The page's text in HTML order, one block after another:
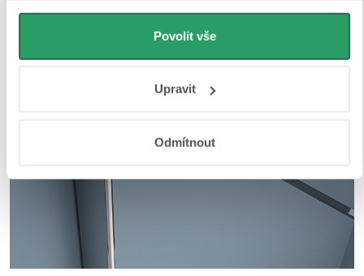
můžeme používat cookies pro analytiku a
personalizovanou reklamu. Jak Google zpracovává
osobní údaje najdete na stránkách
Povolit vše
Upravit
Odmítnout